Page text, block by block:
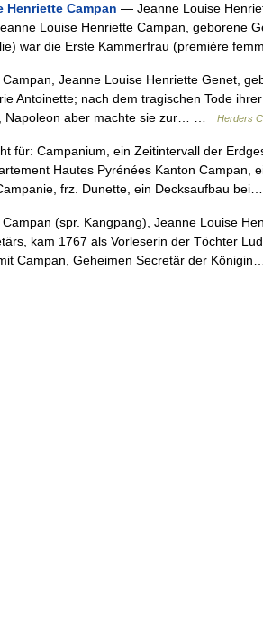
Henriette Campan — Jeanne Louise
Louise Henriette Campan, geborene
war die Erste Kammerfrau (première
Jeanne Louise Henriette Genet,
Antoinette; nach dem tragischen Tode
Napoleon aber machte sie zur… …
Herders
für: Campanium, ein Zeitintervall der
Hautes Pyrénées Kanton Campan,
frz. Dunette, ein Decksaufbau
(spr. Kangpang), Jeanne Louise
kam 1767 als Vorleserin der Töchter
Campan, Geheimen Secretär der